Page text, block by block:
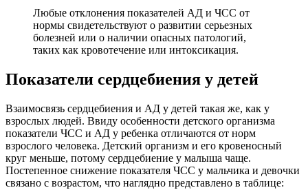
Любые отклонения показателей АД и ЧСС от
нормы свидетельствуют о развитии серьезных
болезней или о наличии опасных патологий,
таких как кровотечение или интоксикация.
Показатели сердцебиения у детей
Взаимосвязь сердцебиения и АД у детей такая же, как у
взрослых людей. Ввиду особенности детского организма
показатели ЧСС и АД у ребенка отличаются от норм
взрослого человека. Детский организм и его кровеносный
круг меньше, потому сердцебиение у малыша чаще.
Постепенное снижение показателя ЧСС у мальчика и девочки
связано с возрастом, что наглядно представлено в таблице: